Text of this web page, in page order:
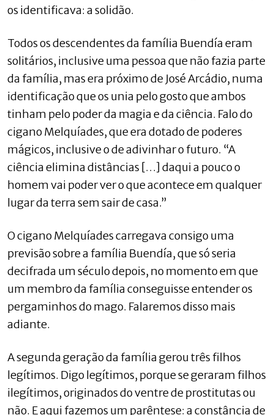
os identificava: a solidão.
Todos os descendentes da família Buendía eram
solitários, inclusive uma pessoa que não fazia parte
da família, mas era próximo de José Arcádio, numa
identificação que os unia pelo gosto que ambos
tinham pelo poder da magia e da ciência. Falo do
cigano Melquíades, que era dotado de poderes
mágicos, inclusive o de adivinhar o futuro. “A
ciência elimina distâncias […] daqui a pouco o
homem vai poder ver o que acontece em qualquer
lugar da terra sem sair de casa.”
O cigano Melquíades carregava consigo uma
previsão sobre a família Buendía, que só seria
decifrada um século depois, no momento em que
um membro da família conseguisse entender os
pergaminhos do mago. Falaremos disso mais
adiante.
A segunda geração da família gerou três filhos
legítimos. Digo legítimos, porque se geraram filhos
ilegítimos, originados do ventre de prostitutas ou
não. E aqui fazemos um parêntese: a constância de